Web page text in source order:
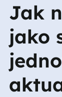
Jak
jako